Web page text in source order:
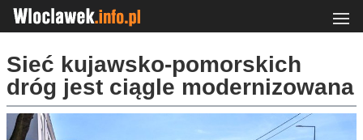
Sieć kujawsko-pomorskich
dróg jest ciągle modernizowana